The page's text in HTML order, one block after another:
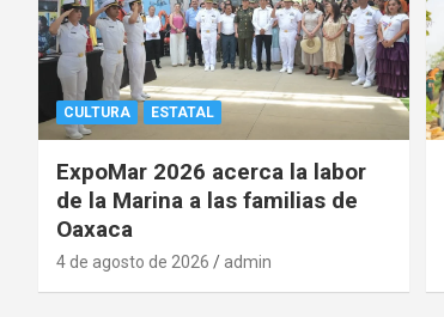
CULTURA ESTATAL
ExpoMar 2026 acerca la labor
de la Marina a las familias de
Oaxaca
4 de agosto de 2026 admin